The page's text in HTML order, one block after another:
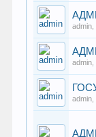
admin
admin
admin